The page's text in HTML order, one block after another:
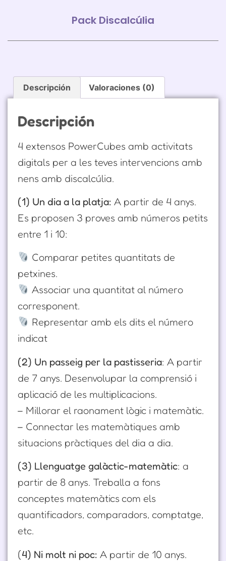
Pack Discalcúlia
Descripción Valoraciones (0)
Descripción
4 extensos PowerCubes amb activitats
digitals per a les teves intervencions amb
nens amb discalcúlia.
(1) Un dia a la platja: A partir de 4 anys.
Es proposen 3 proves amb números petits
entre 1 i 10:
Comparar petites quantitats de
petxines.
Associar una quantitat al número
corresponent.
Representar amb els dits el número
indicat
(2) Un passeig per la pastisseria: A partir
de 7 anys. Desenvolupar la comprensió i
aplicació de les multiplicacions.
– Millorar el raonament lògic i matemàtic.
– Connectar les matemàtiques amb
situacions pràctiques del dia a dia.
(3) Llenguatge galàctic-matemàtic: a
partir de 8 anys. Treballa a fons
conceptes matemàtics com els
quantificadors, comparadors, comptatge,
etc.
(4) Ni molt ni poc: A partir de 10 anys.